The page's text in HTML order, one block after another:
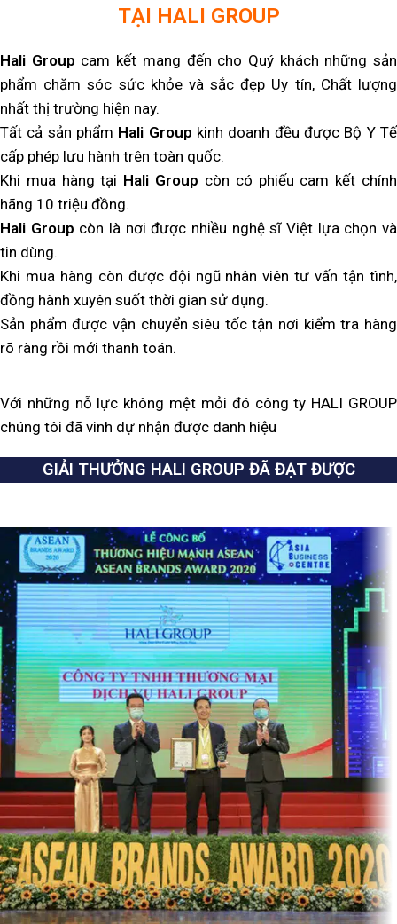
TẠI HALI GROUP
Hali Group cam kết mang đến cho Quý khách những sản
phẩm chăm sóc sức khỏe và sắc đẹp Uy tín, Chất lượng
nhất thị trường hiện nay.
Tất cả sản phẩm Hali Group kinh doanh đều được Bộ Y Tế
cấp phép lưu hành trên toàn quốc.
Khi mua hàng tại Hali Group còn có phiếu cam kết chính
hãng 10 triệu đồng.
Hali Group còn là nơi được nhiều nghệ sĩ Việt lựa chọn và
tin dùng.
Khi mua hàng còn được đội ngũ nhân viên tư vấn tận tình,
đồng hành xuyên suốt thời gian sử dụng.
Sản phẩm được vận chuyển siêu tốc tận nơi kiểm tra hàng
rõ ràng rồi mới thanh toán.
Với những nỗ lực không mệt mỏi đó công ty HALI GROUP
chúng tôi đã vinh dự nhận được danh hiệu
GIẢI THƯỞNG HALI GROUP ĐÃ ĐẠT ĐƯỢC